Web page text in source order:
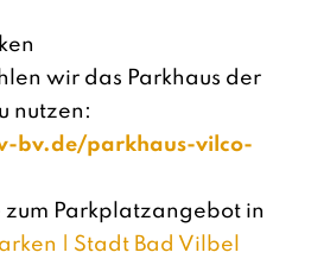
wir das Parkhaus der
nutzen:
bv.de/parkhaus-vilco-
Parkplatzangebot in
| Stadt Bad Vilbel